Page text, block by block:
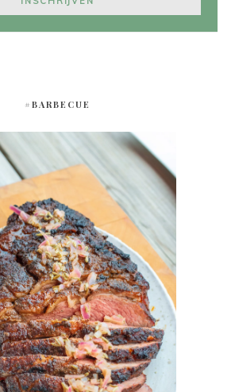
#BARBECUE